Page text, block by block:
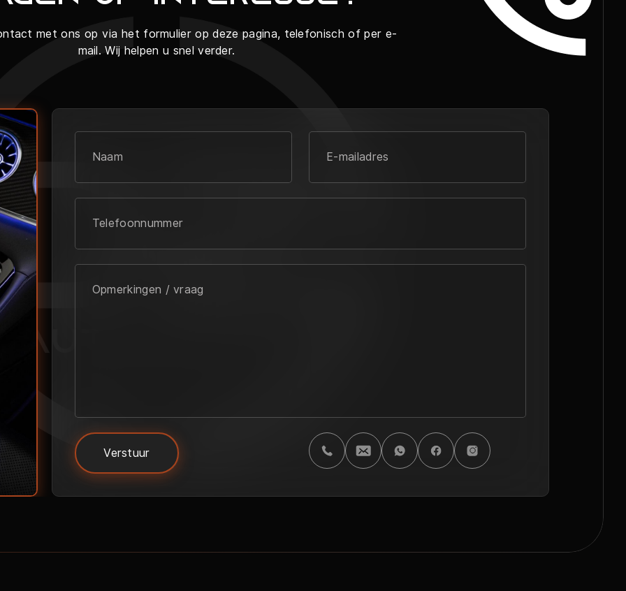
met ons op via het formulier op deze pagina, telefonisch of per e-
mail. Wij helpen u snel verder.
Verstuur